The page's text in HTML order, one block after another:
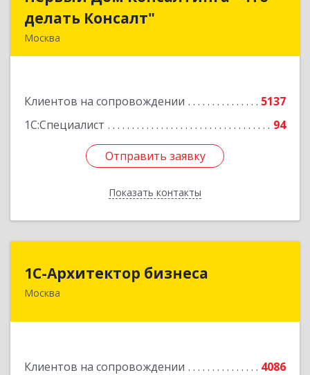
делать Консалт"
Москва
Клиентов на сопровождении
5137
1С:Специалист
94
Отправить заявку
Показать контакты
Отправить заявку
Назад
1С-Архитектор бизнеса
Москва
Клиентов на сопровождении
4086
1С-Архитектор бизнеса
115114, Москва г, Кожевнический 2-й пер, дом